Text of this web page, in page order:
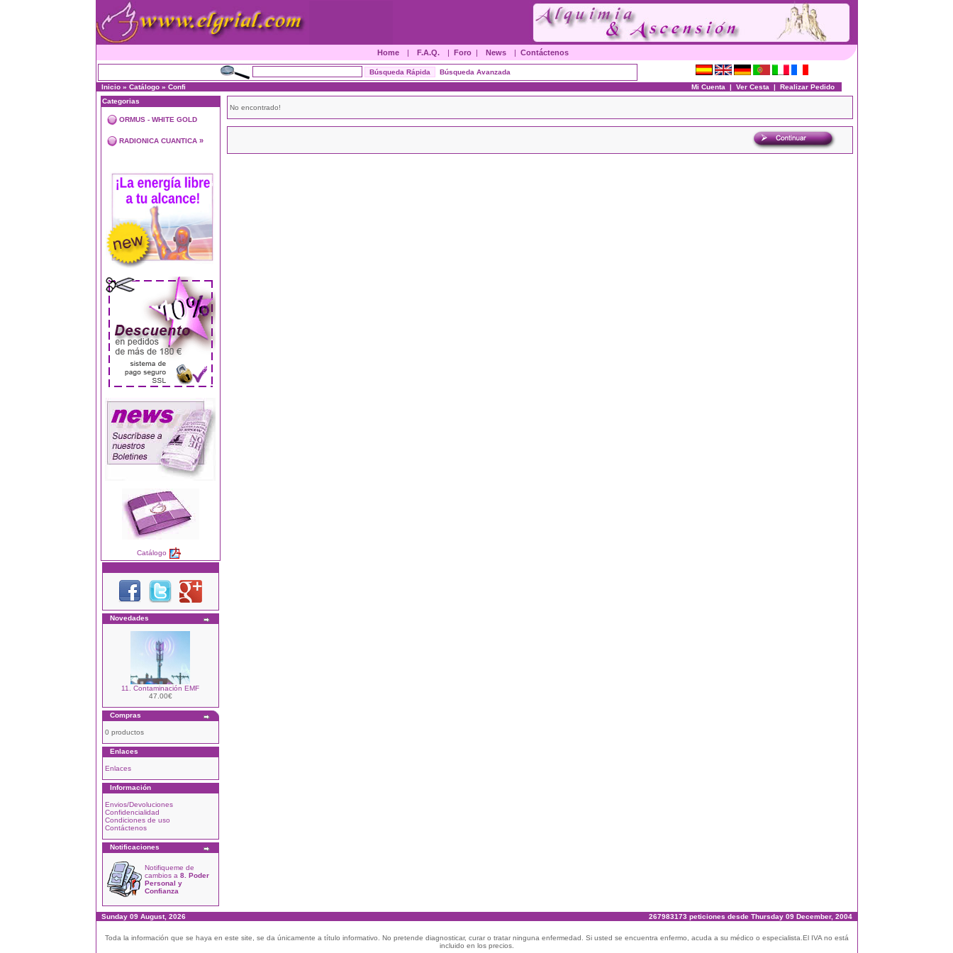
Home | F.A.Q. | Foro| News | Contáctenos
Búsqueda Avanzada
Inicio» Catálogo» Confi Mi Cuenta | Ver Cesta | Realizar Pedido
Categorias
ORMUS - WHITE GOLD
RADIONICA CUANTICA»
Catálogo
Novedades
11. Contaminación EMF
47.00€
Compras
0 productos
Enlaces
Enlaces
Información
Envios/Devoluciones
Confidencialidad
Condiciones de uso
Contáctenos
Notificaciones
Notifiqueme de
cambios a 8. Poder
Personal y
Confianza
No encontrado!
Sunday 09 August, 2026 267983173 peticiones desde Thursday 09 December, 2004
Toda la información que se haya en este site, se da únicamente a título informativo. No pretende diagnosticar, curar o tratar ninguna enfermedad. Si usted se encuentra enfermo, acuda a su médico o especialista.El IVA no está
incluido en los precios.